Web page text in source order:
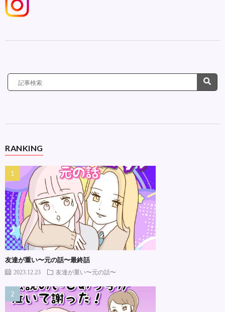
RANKING
友達が重い〜元の話〜最終話
2023.12.23 友達が重い〜元の話〜